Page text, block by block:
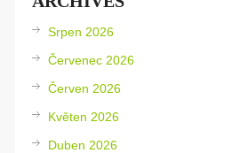
Srpen 2026
Červenec 2026
Červen 2026
Květen 2026
Duben 2026